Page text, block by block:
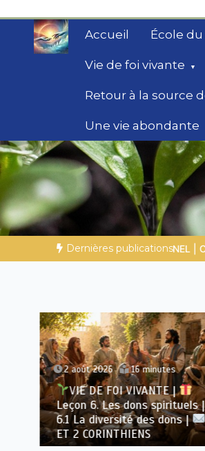
contenu
Accueil École
Vie de foi vivante
Retour à la source
Une vie abondante
Secrets de
Des éclairages bibliques
chemin
Dernières publications
Minisérie 4 : La préparation
2 août 2026 16 minutes
VIE DE FOI VIVANTE |
Leçon 6. Les dons spirituels |
6.1 La diversité des dons |
1
ET 2 CORINTHIENS